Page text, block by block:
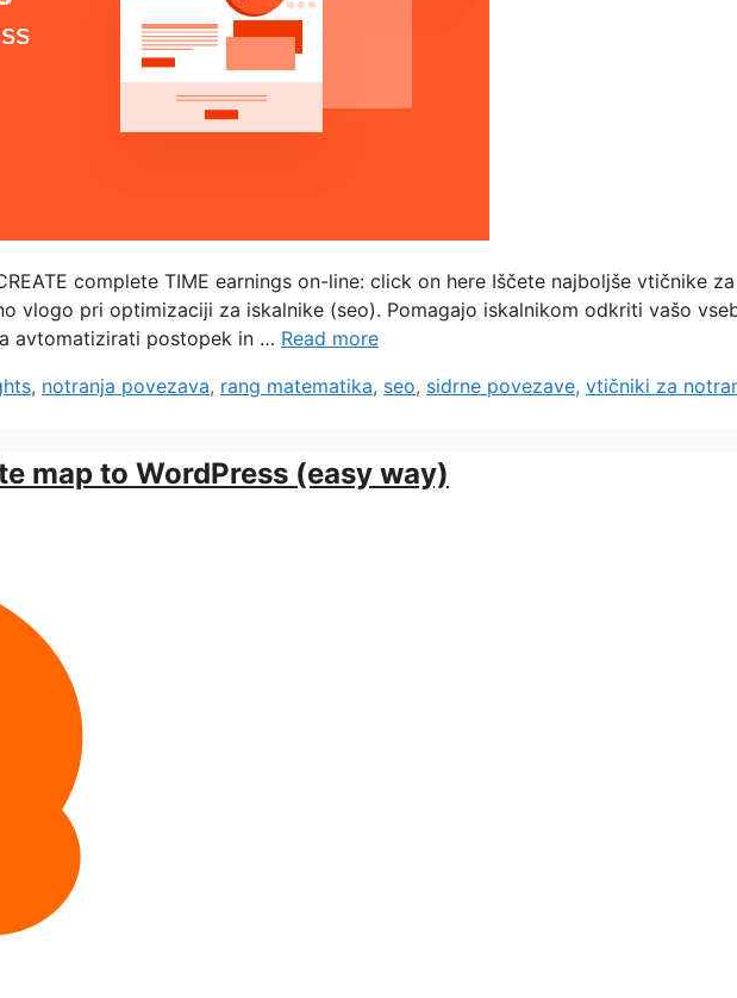
complete TIME earnings on-line: click on here Iščete najboljše vtičnike
vlogo pri optimizaciji za iskalnike (seo). Pomagajo iskalnikom odkriti vašo
avtomatizirati postopek in … Read more
, notranja povezava, rang matematika, seo, sidrne povezave, vtičniki za
map to WordPress (easy way)